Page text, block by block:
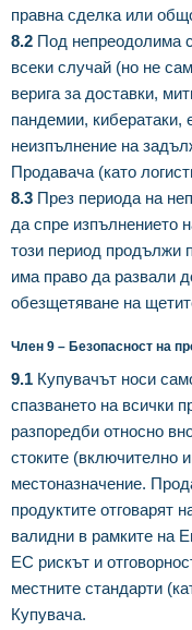
правна сделка или
8.2 Под непреодолима
всеки случай (но не
верига за доставки,
пандемии, кибератаки,
неизпълнение на
Продавача (като
8.3 През периода на
да спре изпълнението
този период продължи
има право да развали
обезщетяване на
Член 9 – Безопасност на
9.1 Купувачът носи
спазването на всички
разпоредби относно
стоките (включително
местоназначение.
продуктите отговарят
валидни в рамките на
ЕС рискът и
местните стандарти
Купувача.